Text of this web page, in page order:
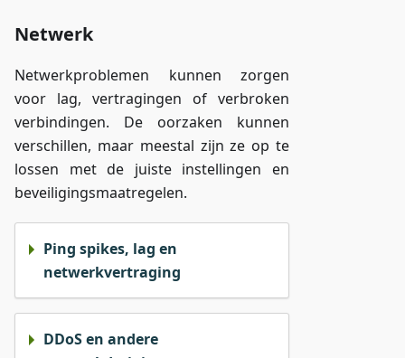
Netwerk
Netwerkproblemen kunnen zorgen
voor lag, vertragingen of verbroken
verbindingen. De oorzaken kunnen
verschillen, maar meestal zijn ze op te
lossen met de juiste instellingen en
beveiligingsmaatregelen.
Ping spikes, lag en
netwerkvertraging
DDoS en andere